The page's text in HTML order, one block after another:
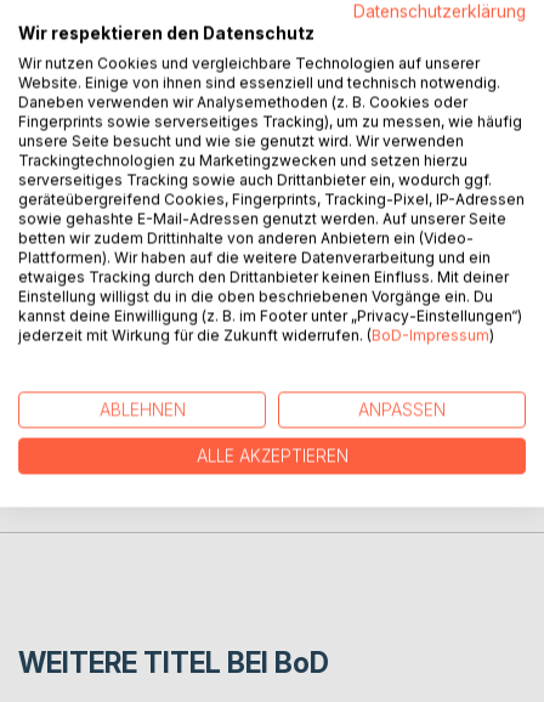
Wobei...eigentlich startete es viel früher. Ich erinnere mich
genau an meinen alten Wohnplatz - da war Mamas Stimme
noch weit entfernt. Und dann kam ein Tag, der alles
veränderte.
Aus der Sicht meines Sohnes teile ich einige Momente
seiner ersten Lebensjahre. Lehren, Briefe, Geschichten,
Fragen, Erfahrungen und vor allem Wunder begleiten ihn
durch diese Seiten, in denen ich versuche ihm den Weg zu
weisen und ihm bei der Entdeckung des Glücks zu helfen.
>>Lebe so, als wäre alles ein Wunder.<<
PRESSESTIMMEN
WEITERE TITEL BEI BoD
Datenschutzerklärung
Wir respektieren den Datenschutz
Wir nutzen Cookies und vergleichbare Technologien auf unserer
Website. Einige von ihnen sind essenziell und technisch notwendig.
Daneben verwenden wir Analysemethoden (z. B. Cookies oder
Fingerprints sowie serverseitiges Tracking), um zu messen, wie häufig
unsere Seite besucht und wie sie genutzt wird. Wir verwenden
Trackingtechnologien zu Marketingzwecken und setzen hierzu
serverseitiges Tracking sowie auch Drittanbieter ein, wodurch ggf.
geräteübergreifend Cookies, Fingerprints, Tracking-Pixel, IP-Adressen
sowie gehashte E-Mail-Adressen genutzt werden. Auf unserer Seite
betten wir zudem Drittinhalte von anderen Anbietern ein (Video-
Plattformen). Wir haben auf die weitere Datenverarbeitung und ein
etwaiges Tracking durch den Drittanbieter keinen Einfluss. Mit deiner
Einstellung willigst du in die oben beschriebenen Vorgänge ein. Du
kannst deine Einwilligung (z. B. im Footer unter „Privacy-Einstellungen“)
jederzeit mit Wirkung für die Zukunft widerrufen. (BoD-Impressum)
ABLEHNEN ANPASSEN
ALLE AKZEPTIEREN